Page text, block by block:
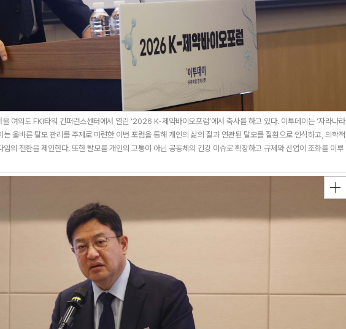
여의도 FKI타워 컨퍼런스센터에서 열린 ‘2026 K-제약바이오포럼’에서 축사를 하고 있다. 이투데이는 ‘자라나라
올바른 탈모 관리를 주제로 마련한 이번 포럼을 통해 개인의 삶의 질과 연관된 탈모를 질환으로 인식하고, 의학적
의 전환을 제안한다. 또한 탈모를 개인의 고통이 아닌 공동체의 건강 이슈로 확장하고 규제와 산업이 조화를 이루